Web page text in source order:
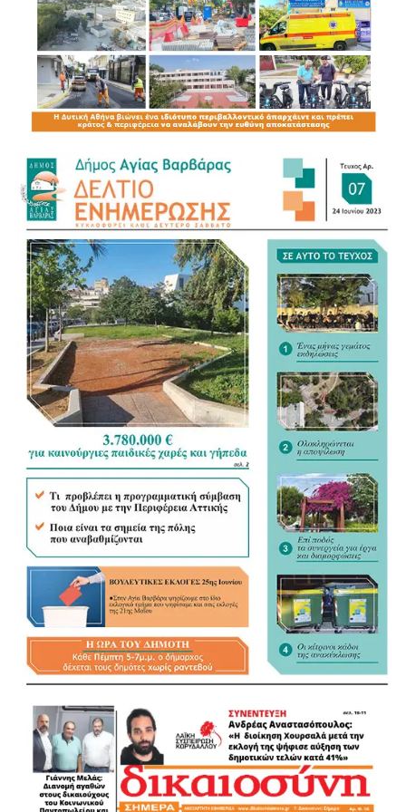
Δυτικής Αθήνας Νίκος Βυτινιώτης, ενώ μήνυμα απηύθυνε
μέσω βιντεοσκοπημένης παρέμβασης και ο Υπουργός
Υγείας Άδωνις Γεωργιάδης.
Η εκδήλωση ολοκληρώθηκε με συζήτηση και ανταλλαγή
απόψεων με τους πολίτες, σε μια βραδιά όπου
της Δυτικής Αθήνας για τα επόμενα χρόνια.
Στην εκδήλωση παρευρέθηκαν:
ΝΙΚΟΣ ΖΕΝΕΤΟΣ ΠΡΩΗΝ ΔΗΜΑΡΧΟΣ ΙΛΙΟΥ
ΒΑΓΓΕΛΗΣ ΝΤΗΝΙΑΚΟΣ ΠΡΩΗΝ ΔΗΜΑΡΧΟΣ
ΧΑΙΔΑΡΙΟΥ
ΔΗΜΗΤΡΗΣ ΜΑΡΑΒΕΛΙΑΣ ΠΡΩΗΝ ΔΗΜΑΡΧΟΣ
ΧΑΙΔΑΡΙΟΥ ΚΑΙ ΠΡΟΕΔΡΟΣ ΕΤΑΑ
ΜΠΑΜΠΗΣ ΑΛΕΞΑΝΔΡΑΤΟΣ
ΑΝΤΙΠΕΡΙΦΕΡΕΙΑΡΧΗΣ ΔΥΤΙΚΟΥ ΤΟΜΕΑ
ΑΘΑΝΑΣΙΑ ΠΑΠΑΣΠΥΡΟΥ
ΑΝΤΙΠΕΡΙΦΕΡΕΙΑΡΧΗΣ ΔΥΤΙΚΗΣ ΑΤΤΙΚΗΣ
ΒΑΣΙΛΗΣ ΛΩΛΟΣ ΠΕΡΙΦΕΡΕΙΑΚΟΣ ΣΥΜΒΟΥΛΟΣ
ΚΑΙ ΤΕΩΣ ΑΝΤΙΠΕΡΙΦΕΡΕΙΑΡΧΗΣ ΔΥΤΙΚΟΥ ΤΟΜΕΑ
ΑΓΓΕΛΟΠΟΥΛΟΥ ΜΑΙΡΗ ΠΡΩΗΝ ΠΕΡΙΦΕΡΕΙΑΚΗ
ΣΥΜΒΟΥΛΟΣ
ΤΑΚΗΣ ΛΥΚΟΣ ΑΝΤΙΔΗΜΑΡΧΟΣ ΔΗΜΟΥ
ΠΕΡΙΣΤΕΡΙΟΥ
ΜΑΙΡΗ ΤΣΙΩΤΑ ΑΝΤΙΔΗΜΑΡΧΟΣ ΔΗΜΟΥ
ΠΕΡΙΣΤΕΡΙΟΥ
ΤΑΣΟΣ ΘΕΟΔΩΡΑΚΟΣ ΑΝΤΙΔΗΜΑΡΧΟΣ ΔΗΜΟΥ
ΠΕΡΙΣΤΕΡΙΟΥ